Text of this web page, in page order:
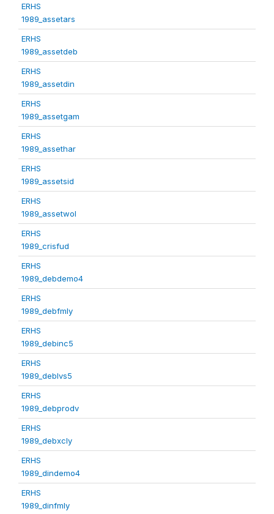
ERHS
1989_assetars
ERHS
1989_assetdeb
ERHS
1989_assetdin
ERHS
1989_assetgam
ERHS
1989_assethar
ERHS
1989_assetsid
ERHS
1989_assetwol
ERHS
1989_crisfud
ERHS
1989_debdemo4
ERHS
1989_debfmly
ERHS
1989_debinc5
ERHS
1989_deblvs5
ERHS
1989_debprodv
ERHS
1989_debxcly
ERHS
1989_dindemo4
ERHS
1989_dinfmly